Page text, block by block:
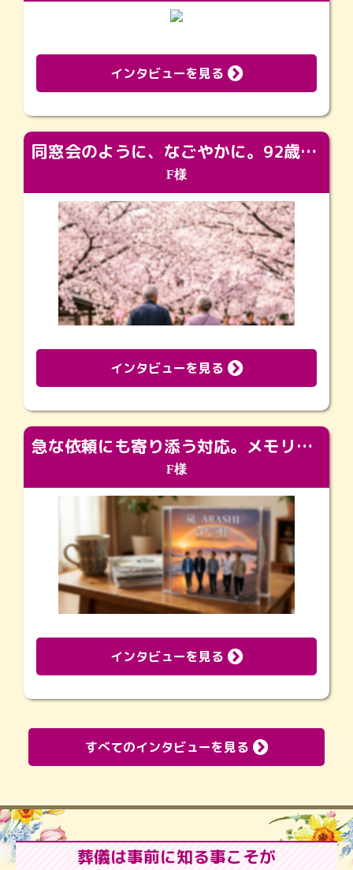
インタビューを見る
同窓会のように、なごやかに。92歳の旅立ちを彩った、再会と感謝の場
F様
インタビューを見る
急な依頼にも寄り添う対応。メモリアルコーナーで振り返る大切な日々
F様
インタビューを見る
すべてのインタビューを見る
葬儀は事前に知る事こそが